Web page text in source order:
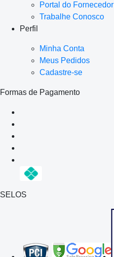
Portal do Fornecedor
Trabalhe Conosco
Perfil
Minha Conta
Meus Pedidos
Cadastre-se
Formas de Pagamento
SELOS